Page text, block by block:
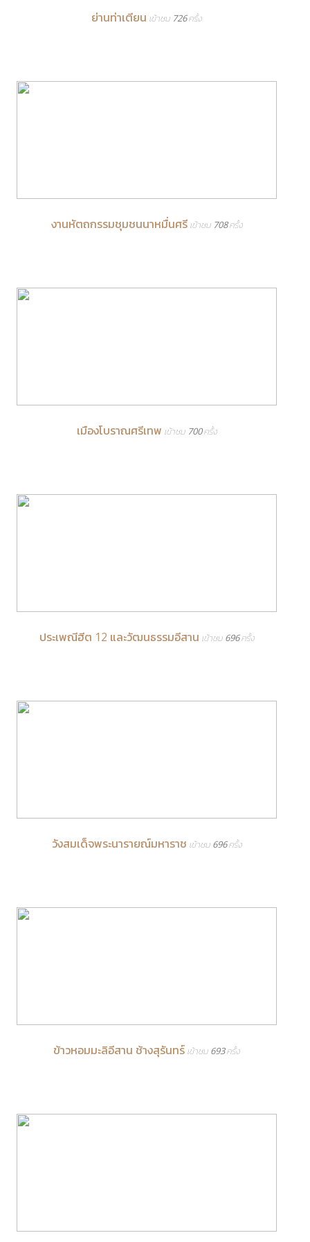
ย่านท่าเตียน เข้าชม 726 ครั้ง
งานหัตถกรรมชุมชนนาหมื่นศรี เข้าชม 708 ครั้ง
เมืองโบราณศรีเทพ เข้าชม 700 ครั้ง
ประเพณีฮีต 12 และวัฒนธรรมอีสาน เข้าชม 696 ครั้ง
วังสมเด็จพระนารายณ์มหาราช เข้าชม 696 ครั้ง
ข้าวหอมมะลิอีสาน ช้างสุรันทร์ เข้าชม 693 ครั้ง